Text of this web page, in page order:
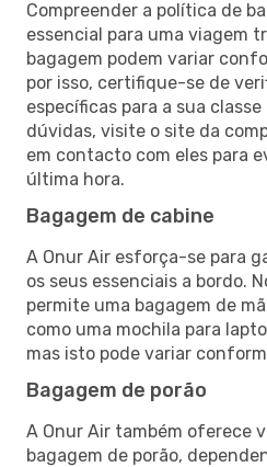
Compreender a política de
essencial para uma viagem
bagagem podem variar
por isso, certifique-se de
específicas para a sua
dúvidas, visite o site da
em contacto com eles para
última hora.
Bagagem de cabine
A Onur Air esforça-se para
os seus essenciais a bordo.
permite uma bagagem de
como uma mochila para
mas isto pode variar
Bagagem de porão
A Onur Air também oferece
bagagem de porão,